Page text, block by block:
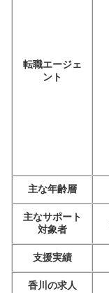
転職エージェ
ント
主な年齢層
主なサポート
対象者
支援実績
香川の求人